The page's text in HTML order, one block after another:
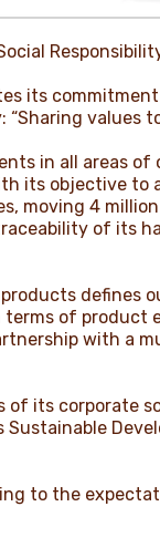
its
values
in all areas
its objective to
moving 4
of its
defines
terms of
with a
its corporate
Sustainable
to the